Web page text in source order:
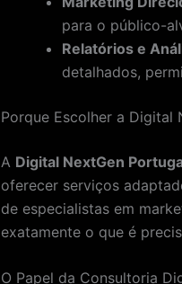
para o público-
Relatórios e
detalhados,
Porque Escolher a Digital
A Digital NextGen
oferecer serviços
de especialistas em
exatamente o que é
O Papel da Consultoria